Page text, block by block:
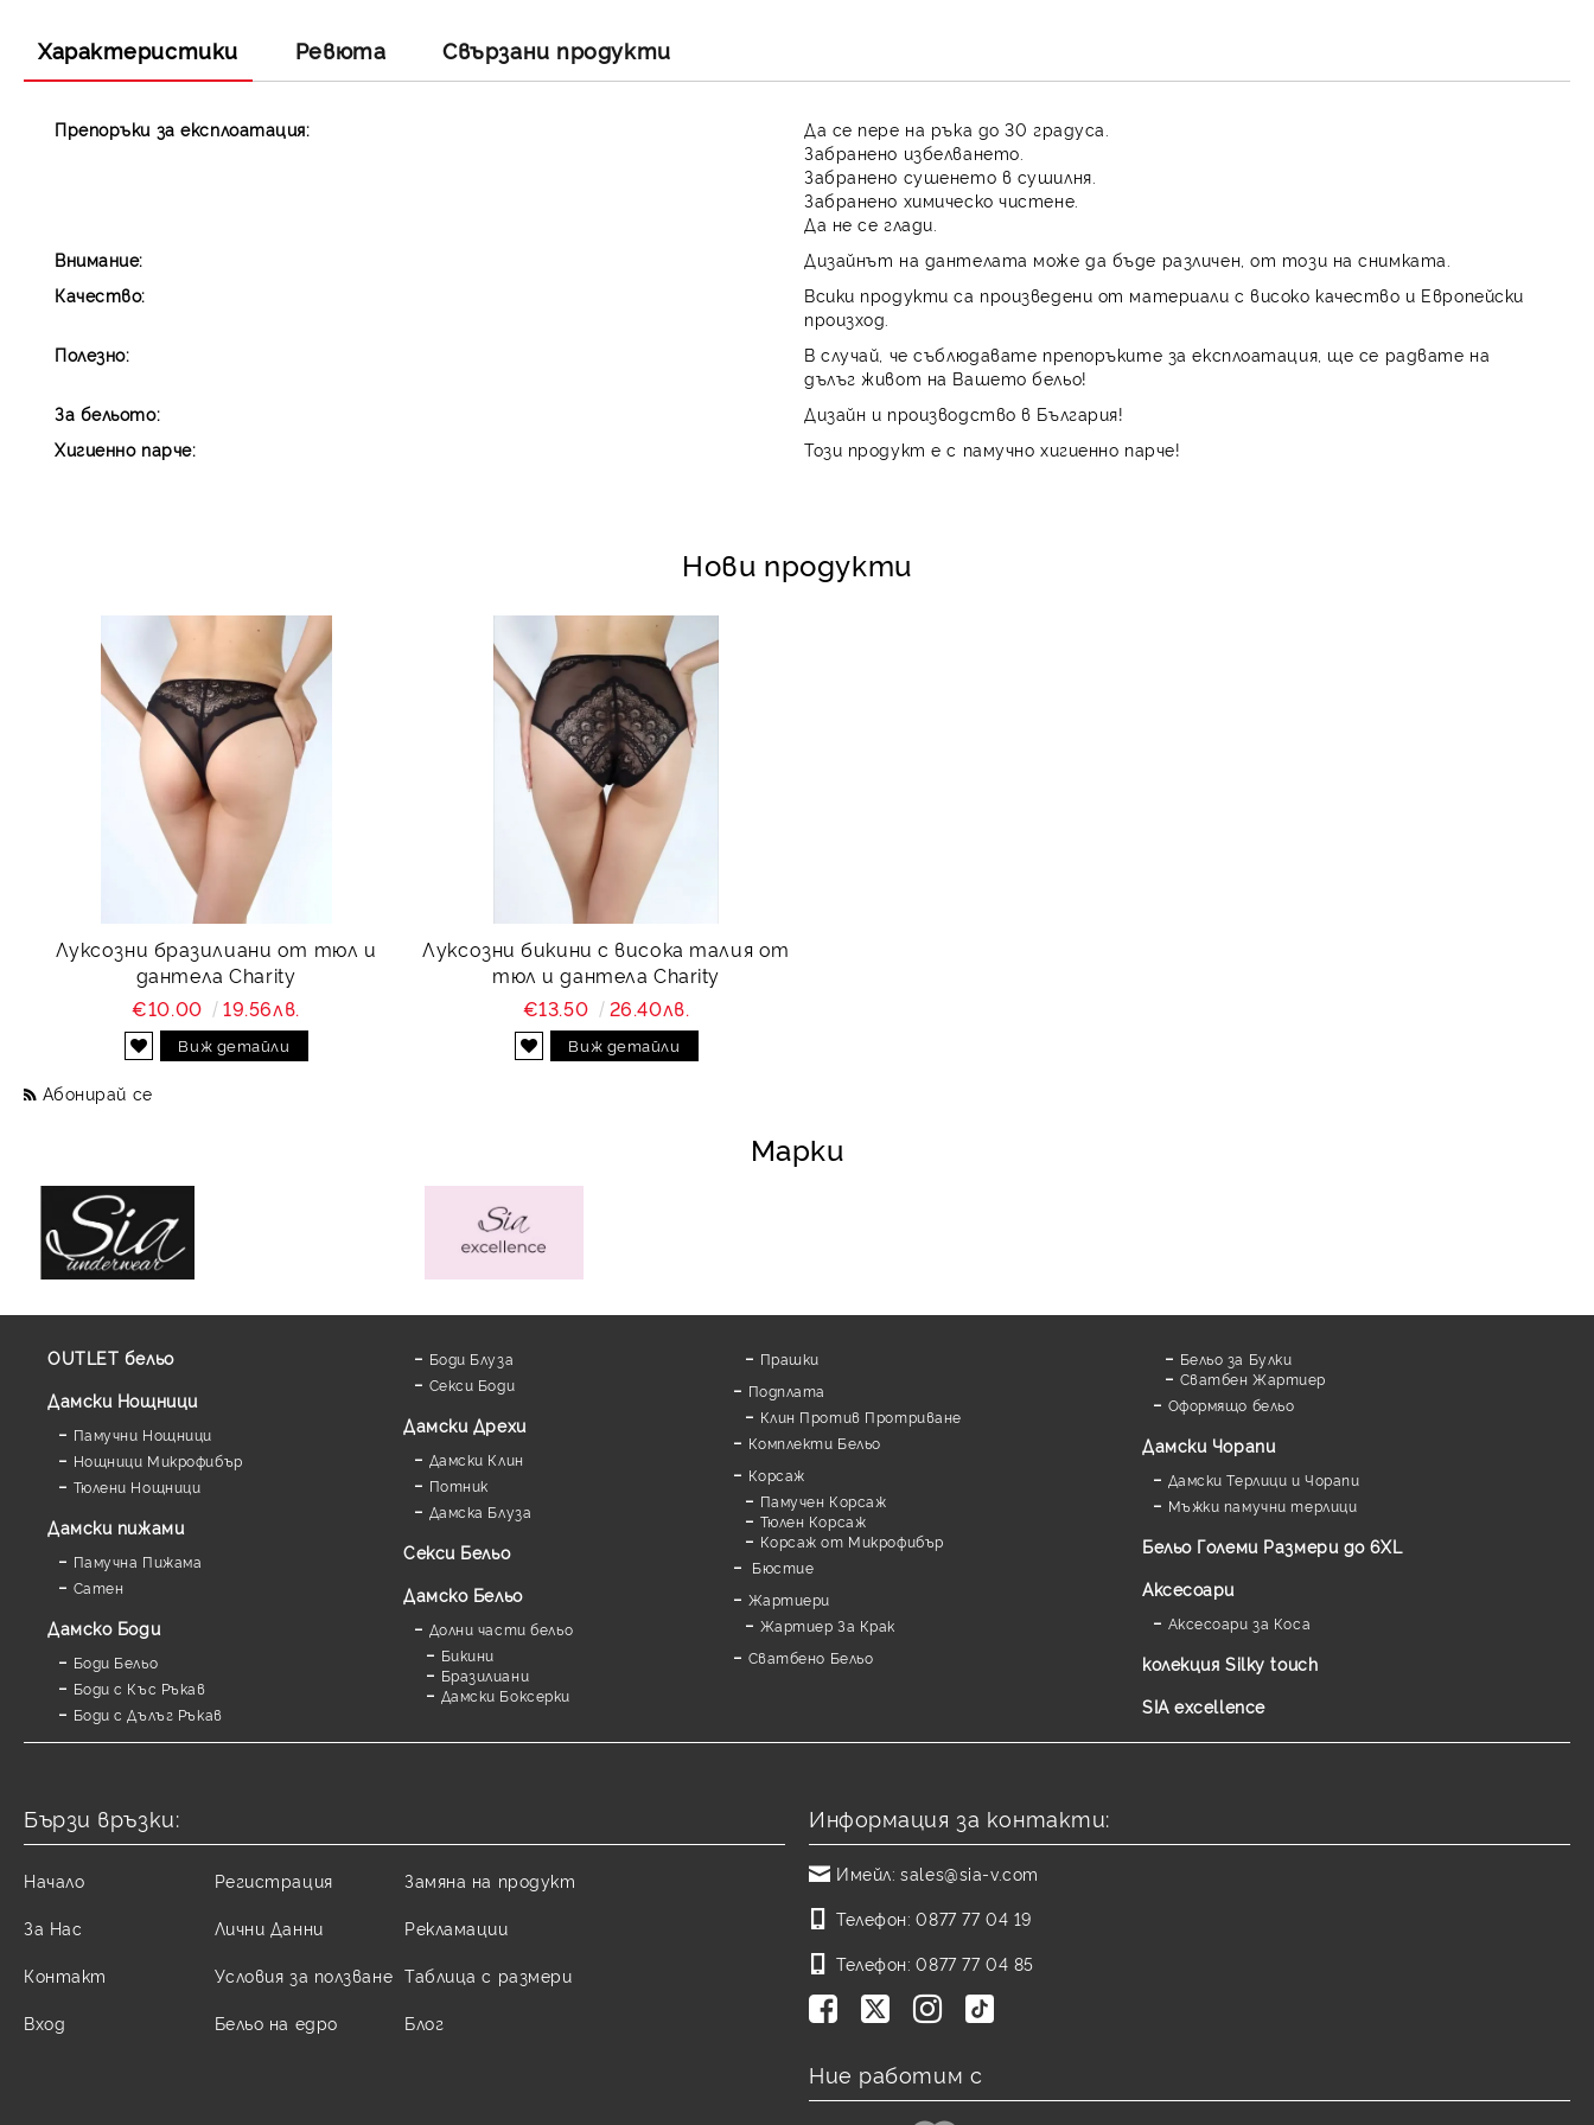
Характеристики Ревюта Свързани продукти
Препоръки за експлоатация:
Да се пере на ръка до 30 градуса.
Забранено избелването.
Забранено сушенето в сушилня.
Забранено химическо чистене.
Да не се глади.
Внимание:
Дизайнът на дантелата може да бъде различен, от този на снимката.
Качество:
Всики продукти са произведени от материали с високо качество и Европейски
произход.
Полезно:
В случай, че съблюдавате препоръките за експлоатация, ще се радвате на
дълъг живот на Вашето бельо!
За бельото:
Дизайн и производство в България!
Хигиенно парче:
Този продукт е с памучно хигиенно парче!
Нови продукти
Луксозни бразилиани от тюл и
дантела Charity
€10.00
19.56лв.
Виж детайли
Луксозни бикини с висока талия от
тюл и дантела Charity
€13.50
26.40лв.
Виж детайли
Абонирай се
Марки
OUTLET бельо
Дамски Нощници
Памучни Нощници
Нощници Микрофибър
Тюлени Нощници
Дамски пижами
Памучна Пижама
Сатен
Дамскo Боди
Боди Бельо
Боди с Къс Ръкав
Боди с Дълъг Ръкав
Боди Блуза
Секси Боди
Дамски Дрехи
Дамски Клин
Потник
Дамска Блуза
Секси Бельо
Дамско Бельо
Долни части бельо
Бикини
Бразилиани
Дамски Боксерки
Прашки
Подплата
Клин Против Протриване
Комплекти Бельо
Корсаж
Памучен Корсаж
Тюлен Корсаж
Корсаж от Микрофибър
Бюстие
Жартиери
Жартиер За Крак
Сватбено Бельо
Бельо за Булки
Сватбен Жартиер
Оформящо бельо
Дамски Чорапи
Дамски Терлици и Чорапи
Мъжки памучни терлици
Бельо Големи Размери до 6XL
Аксесоари
Аксесоари за Коса
колекция Silky touch
SIA excellence
Бързи връзки:
Начало
За Нас
Контакт
Вход
Регистрация
Лични Данни
Условия за ползване
Бельо на едро
Замяна на продукт
Рекламации
Таблица с размери
Блог
Информация за контакти:
Имейл: sales@sia-v.com
Телефон: 0877 77 04 19
Телефон: 0877 77 04 85
Ние работим с